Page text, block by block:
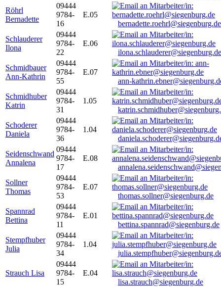
Röhrl
Bernadette
09444
9784-
16
E.05
bernadette.roehrl@siegenburg.de
Schlauderer
Ilona
09444
9784-
22
E.06
ilona.schlauderer@siegenburg.de
Schmidbauer
Ann-Kathrin
09444
9784-
55
E.07
ann-
Schmidhuber
Katrin
09444
9784-
31
1.05
Schoderer
Daniela
09444
9784-
36
1.04
Seidenschwand
Annalena
09444
9784-
17
E.08
Sollner
Thomas
09444
9784-
53
E.07
thomas.sollner@siegenburg.de
Spannrad
Bettina
09444
9784-
11
E.01
bettina.spannrad@siegenburg.de
Stempfhuber
Julia
09444
9784-
34
1.04
Strauch Lisa
09444
9784-
15
E.04
lisa.strauch@siegenburg.de